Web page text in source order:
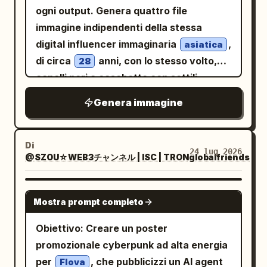
rivista.
sinistro contiene il titolo principale in
spagnolo in una tipografia maiuscola
bianca molto grande e usurata: “NOS
MINTIERON.” Sopra di esso, un piccolo
testo magenta spaziato recita “UNA
COLUMNA DE SUBSTACK” con un
piccolo emblema a raggiera dorato
contenente una “T”. Sotto il titolo,
e impilato: “DURANTE AÑOS, LOS
EXPERTOS” poi un'enfasi magenta
“OCULTARON LA VERDAD” e poi “SOBRE
UNA OBRA MAESTRA DEL BARROCO.” In
basso a sinistra, posiziona un foglietto
beige strappato con un'icona a forma di
X cerchiata in magenta e il testo “UN
ogni output. Genera quattro file
immagine indipendenti della stessa
digital influencer immaginaria
asiatica
,
di circa
28
anni, con lo stesso volto,
capelli neri a caschetto con sottili
abbigliamento streetwear futuristico
nero
trasmettendo da una sofisticata stanza
da creator dal tocco leggermente geek.
in camera, espressione sicura e
cuffie, doppi monitor sfocati, piccoli
oggetti da collezione sci-fi e un elegante
Genera immagine
Di
@SZOU☆WEB3チャンネル | ISC | TRONglobalfriends
24 lug 2026
GPT IMAGE 2
Mostra prompt completo
Obiettivo: Creare un poster
promozionale cyberpunk ad alta energia
per
Flova
, che pubblicizzi un AI agent